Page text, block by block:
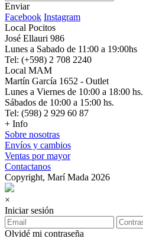
Enviar
Facebook Instagram
Local Pocitos
José Ellauri 986
Lunes a Sabado de 11:00 a 19:00hs
Tel: (+598) 2 708 2240
Local MAM
Martín García 1652 - Outlet
Lunes a Viernes de 10:00 a 18:00 hs.
Sábados de 10:00 a 15:00 hs.
Tel: (598) 2 929 60 87
+ Info
Sobre nosotras
Envíos y cambios
Ventas por mayor
Contactanos
Copyright, Marí Mada 2026
×
Iniciar sesión
Olvidé mi contraseña